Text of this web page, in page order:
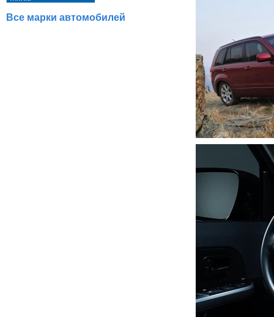
Все марки автомобилей